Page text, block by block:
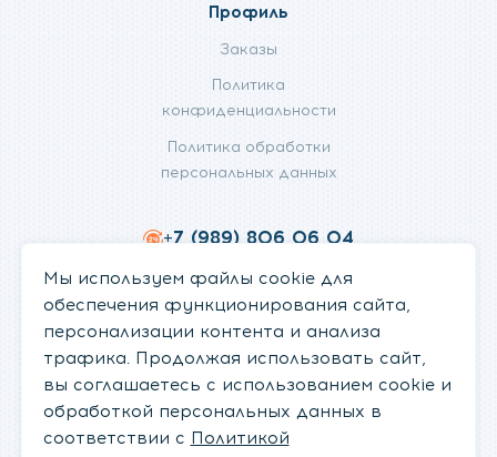
Профиль
Заказы
Политика
конфиденциальности
Политика обработки
персональных данных
+7 (989) 806 06 04
info@fanifan.ru
Мы используем файлы cookie для
обеспечения функционирования сайта,
персонализации контента и анализа
трафика. Продолжая использовать сайт,
вы соглашаетесь с использованием cookie и
обработкой персональных данных в
соответствии с Политикой